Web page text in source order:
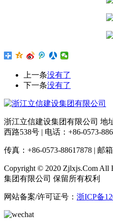
上一条没有了
下一条没有了
浙江立信建设集团有限公司 地
西路538号 | 电话：+86-0573-
传真：+86-0573-88617878 | 邮
Copyright © 2020 Zjlxjs.Com All
集团有限公司 保留所有权利
网站备案/许可证号： 浙ICP备